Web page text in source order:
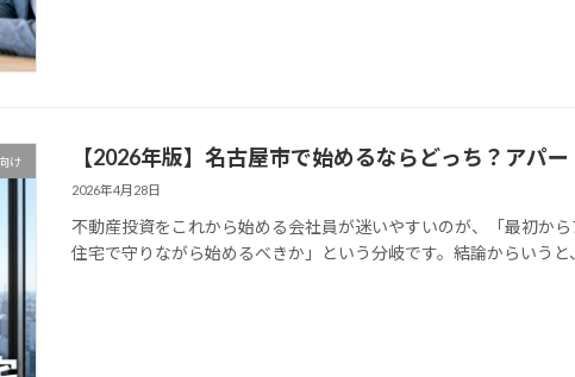
け 【2026年版】名古屋市で始めるならどっち？アパ
2026年4月28日
不動産投資をこれから始める会社員が迷いやすいのが、「最初か
住宅で守りながら始めるべきか」という分岐です。結論からいう